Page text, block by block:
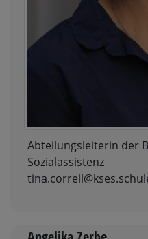
Abteilungsleiterin der
Sozialassistenz